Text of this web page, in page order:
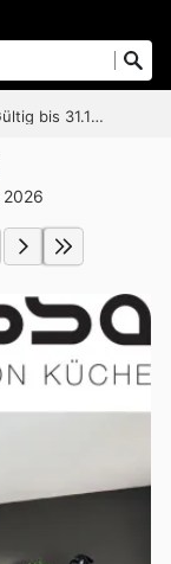
bis 31.12.2026
2026